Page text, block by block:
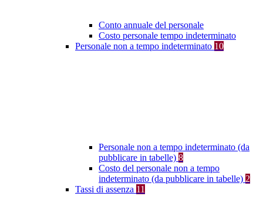
Conto annuale del personale
Costo personale tempo indeterminato
Personale non a tempo indeterminato 10
Personale non a tempo indeterminato (da
pubblicare in tabelle) 8
Costo del personale non a tempo
indeterminato (da pubblicare in tabelle) 2
Tassi di assenza 11